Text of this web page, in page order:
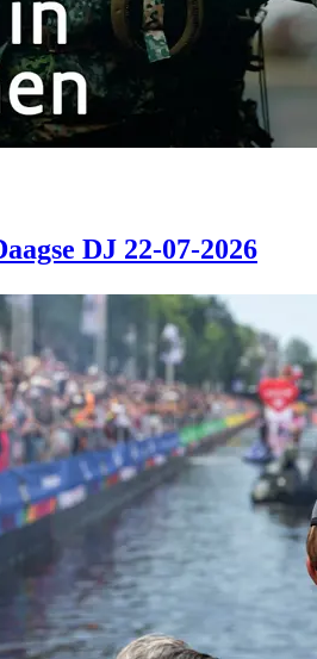
DJ 22-07-2026